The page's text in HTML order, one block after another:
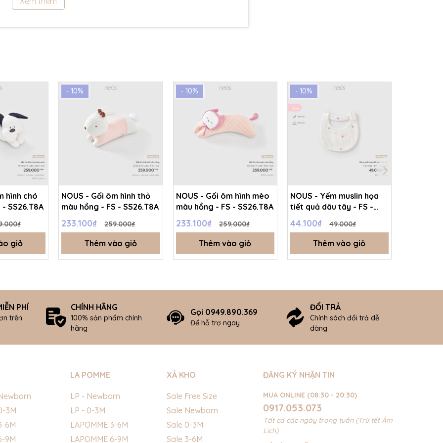
hình chó
SS26.T8A
giỏ
- 10%
NOUS - Gối ôm hình thỏ
màu hồng - FS - SS26.T8A
233.100₫ 259.000₫
Thêm vào giỏ
- 10%
NOUS - Gối ôm hình mèo
màu hồng - FS - SS26.T8A
233.100₫ 259.000₫
Thêm vào giỏ
- 10%
NOUS - Yếm muslin họa
tiết quả dâu tây - FS -
44.100₫ 49.000₫
Thêm vào giỏ
PHÍ
trên
CHÍNH HÃNG
100% sản phẩm chính
hãng
Gọi 0949.890.369
Để hỗ trợ ngay
ĐỔI TRẢ
Chính sách đổi trả dễ
dàng
3M
6M
9M
LA POMME
LP - Newborn
LP - 0-3M
LAPOMME 3-6M
LAPOMME 6-9M
XẢ KHO
Sale Free Size
Sale Newborn
Sale 0-3M
Sale 3-6M
ĐĂNG KÝ NHẬN TIN
MUA ONLINE (08:30 - 20:30)
0917.053.073
Tất cả các ngày trong tuần (Trừ tết Âm
Lịch)